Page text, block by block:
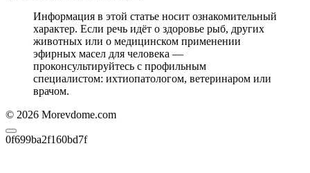
Информация в этой статье носит ознакомительный
характер. Если речь идёт о здоровье рыб, других
животных или о медицинском применении
эфирных масел для человека —
проконсультируйтесь с профильным
специалистом: ихтиопатологом, ветеринаром или
врачом.
© 2026 Morevdome.com
0f699ba2f160bd7f